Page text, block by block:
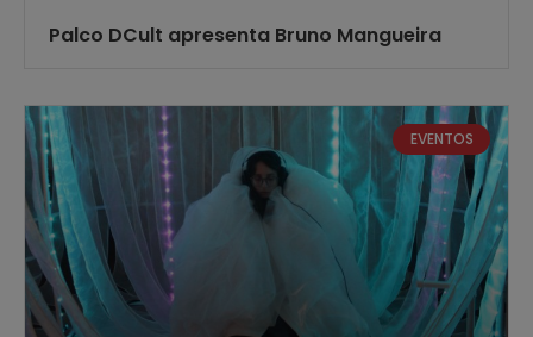
Palco DCult apresenta Bruno Mangueira
EVENTOS